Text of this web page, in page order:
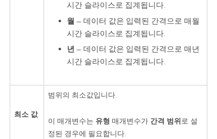
시간 슬라이스로 집계됩니다.
월 — 데이터 값은 입력된 간격으로 매월
시간 슬라이스로 집계됩니다.
년 — 데이터 값은 입력된 간격으로 매년
시간 슬라이스로 집계됩니다.
최소 값
범위의 최소값입니다.
이 매개변수는 유형 매개변수가 간격 범위로 설
정된 경우에 필요합니다.